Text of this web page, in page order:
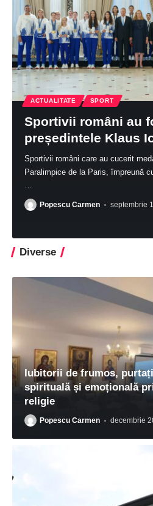
ACTUALITATE SPORT
Sportivii români au
președintele Klaus
Sportivii români care au cucerit
Paralimpice de la Paris, împreună
…
Popescu Carmen septembrie
Diverse
Iubitorii de frumos,
spirituală și emoțională
religie
Popescu Carmen decembrie